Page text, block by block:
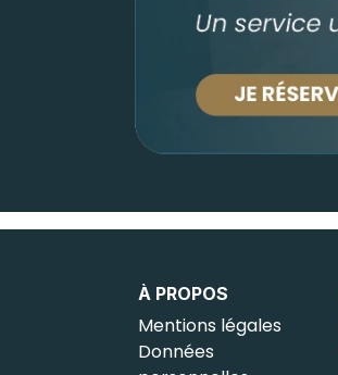
À PROPOS
Mentions légales
Données